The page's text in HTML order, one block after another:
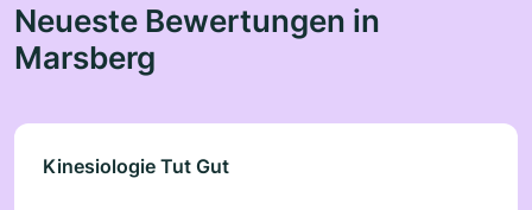
Neueste Bewertungen in
Marsberg
Kinesiologie Tut Gut